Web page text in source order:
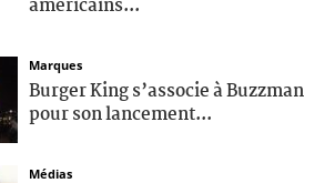
américains...
Marques
Burger King s’associe à Buzzman
pour son lancement...
Médias